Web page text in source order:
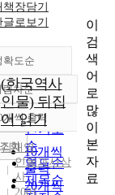
책장담기
글로보기
확도순
정확도
순
인기도
순
연도순
제목순
림차순
내림차순
개씩 출력
10개씩
출력
20개씩
조회
(한국역사
인물) 뒤집
어 읽기
김재영
인물과사상
사
2001
이
검
색
어
로
많
이
본
자
료